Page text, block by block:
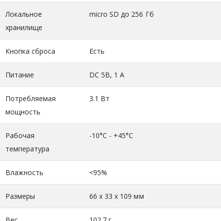
Локальное
хранилище
micro SD до 256 Гб
Кнопка сброса Есть
Питание DC 5В, 1 А
Потребляемая
мощность
3.1 Вт
Рабочая
температура
-10°C - +45°C
Влажность <95%
Размеры 66 х 33 х 109 мм